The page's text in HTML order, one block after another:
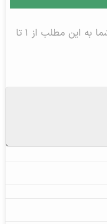
امتیاز شما به این مطلب از ۱ تا